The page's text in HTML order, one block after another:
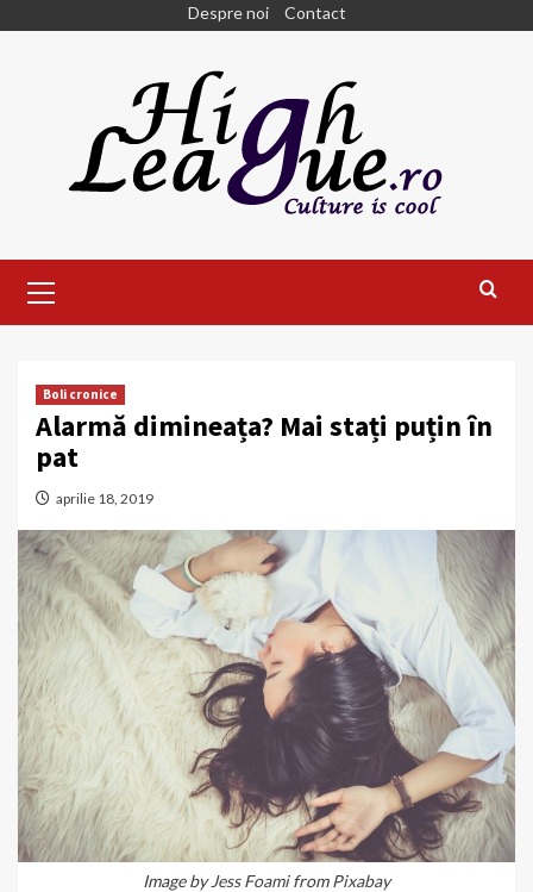
Despre noi Contact
Menu
Boli cronice
Alarmă dimineața? Mai stați puțin în
pat
aprilie 18, 2019
Image by Jess FoamifromPixabay